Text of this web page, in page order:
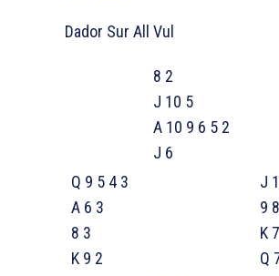
Dador Sur All Vul
8 2
J 10 5
A 10 9 6 5 2
J 6
Q 9 5 4 3
A 6 3
8 3
K 9 2
J
9
K 7
Q